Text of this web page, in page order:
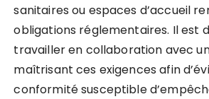
sanitaires ou espaces d’accueil
obligations réglementaires. Il est
travailler en collaboration avec
maîtrisant ces exigences afin
conformité susceptible